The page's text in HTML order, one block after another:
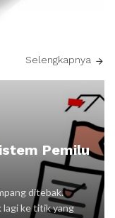
Selengkapnya
Pemilu
ditebak.
lagi ke titik yang